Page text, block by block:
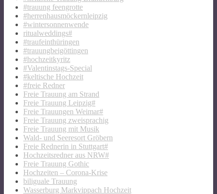
#trauung feengrotte
#herrenhausmöckernleipzig
#wintersonnenwende
ritualweddings#
#traufeinthüringen
#trauungbeigöttingen
#hochzeitkyritz
#Valentinstags-Special
#keltische Hochzeit
#freie Redner
Freie Trauung am Strand
Freie Trauung Leipzig#
Freie Trauungen Weimar#
Freie Trauung zweisprachig
Freie Trauung mit Musik
Wald- und Seeresort Gröbern
Freie Rednerin in Stuttgart#
Hochzeitsredner aus NRW#
Freie Trauung Gothic
Hochzeiten – Corona-Krise
biliguale Trauung
Wasserburg Markvippach Hochzeit